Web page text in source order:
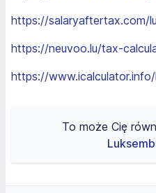
https://salaryaftertax.com/lu
https://neuvoo.lu/tax-
https://www.icalculator.info/
To może Cię